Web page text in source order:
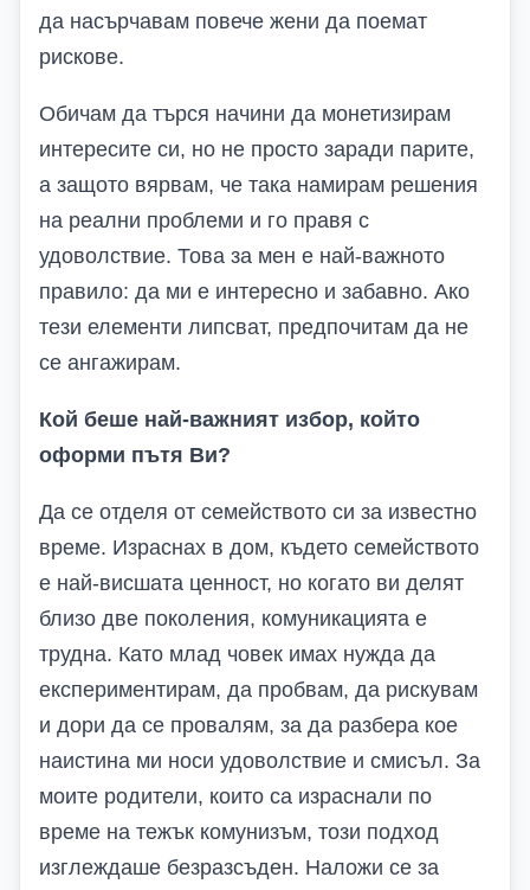
да насърчавам повече жени да поемат
рискове.
Обичам да търся начини да монетизирам
интересите си, но не просто заради парите,
а защото вярвам, че така намирам решения
на реални проблеми и го правя с
удоволствие. Това за мен е най-важното
правило: да ми е интересно и забавно. Ако
тези елементи липсват, предпочитам да не
се ангажирам.
Кой беше най-важният избор, който
оформи пътя Ви?
Да се отделя от семейството си за известно
време. Израснах в дом, където семейството
е най-висшата ценност, но когато ви делят
близо две поколения, комуникацията е
трудна. Като млад човек имах нужда да
експериментирам, да пробвам, да рискувам
и дори да се провалям, за да разбера кое
наистина ми носи удоволствие и смисъл. За
моите родители, които са израснали по
време на тежък комунизъм, този подход
изглеждаше безразсъден. Наложи се за